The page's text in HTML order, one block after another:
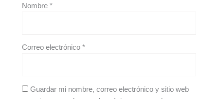
Nombre*
Correo electrónico*
Guardar mi nombre, correo electrónico y sitio web